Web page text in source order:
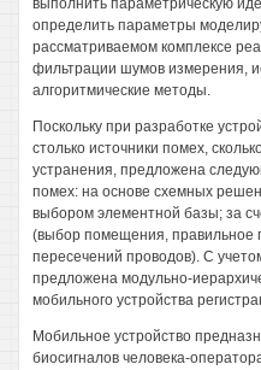
выполнить параметрическую
определить параметры
рассматриваемом комплексе
фильтрации шумов измерения,
алгоритмические методы.
Поскольку при разработке
столько источники помех,
устранения, предложена
помех: на основе схемных
выбором элементной базы; за
(выбор помещения, правильное
пересечений проводов). С
предложена модульно-
мобильного устройства
Мобильное устройство
биосигналов человека-